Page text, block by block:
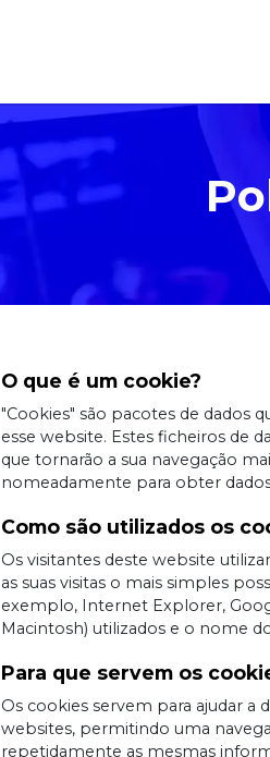
O que é um cookie?
"Cookies" são pacotes de dados
esse website. Estes ficheiros de
que tornarão a sua navegação
nomeadamente para obter
Como são utilizados os
Os visitantes deste website
as suas visitas o mais simples
exemplo, Internet Explorer,
Macintosh) utilizados e o nome
Para que servem os
Os cookies servem para ajudar a
websites, permitindo uma
repetidamente as mesmas